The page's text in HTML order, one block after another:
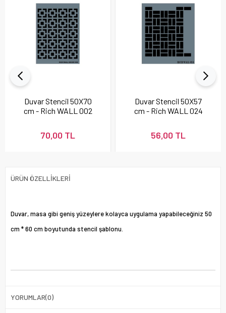
Duvar Stencil 50X70
cm - Rich WALL 002
70,00 TL
Duvar Stencil 50X57
cm - Rich WALL 024
56,00 TL
ÜRÜN ÖZELLIKLERI
Duvar, masa gibi geniş yüzeylere kolayca uygulama yapabileceğiniz 50
cm * 60 cm boyutunda stencil şablonu.
YORUMLAR(0)